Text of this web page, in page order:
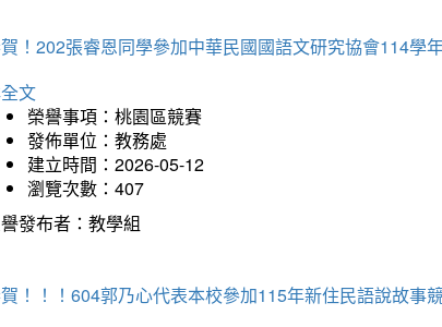
！202張睿恩同學參加中華民國國語文研究協會114學
文
榮譽事項：桃園區競賽
發佈單位：教務處
建立時間：2026-05-12
瀏覽次數：407
發布者：教學組
！！！604郭乃心代表本校參加115年新住民語說故事